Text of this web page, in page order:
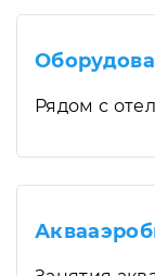
Рядом с